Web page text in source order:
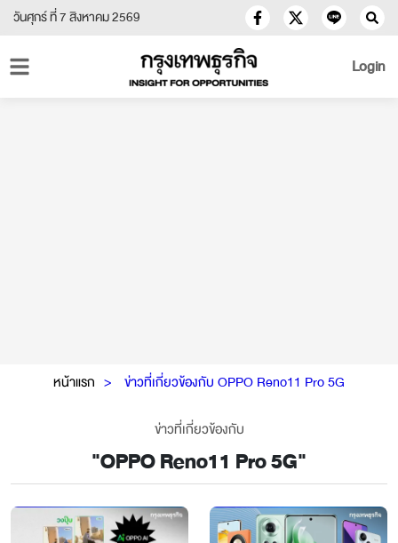
วันศุกร์ ที่ 7 สิงหาคม 2569
Login
หน้าแรก ข่าวที่เกี่ยวข้องกับ OPPO Reno11 Pro 5G
ข่าวที่เกี่ยวข้องกับ
"OPPO Reno11 Pro 5G"